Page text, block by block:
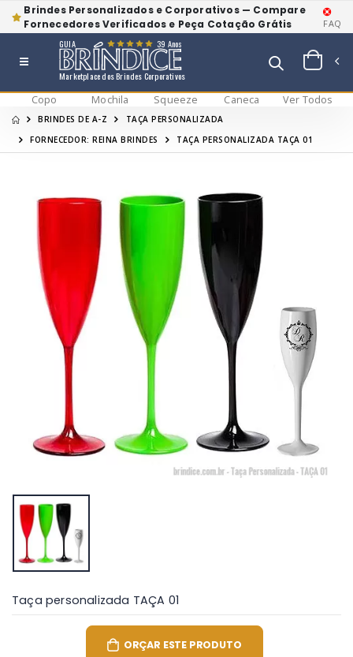
Brindes Personalizados e Corporativos — Compare
Fornecedores Verificados e Peça Cotação Grátis
FAQ
Marketplace dos Brindes Corporativos
GUIA 39 Anos
Copo Mochila Squeeze Caneca Ver Todos
BRINDES DE A-Z
TAÇA PERSONALIZADA
FORNECEDOR: REINA BRINDES
TAÇA PERSONALIZADA TAÇA 01
Taça personalizada TAÇA 01
ORÇAR ESTE PRODUTO